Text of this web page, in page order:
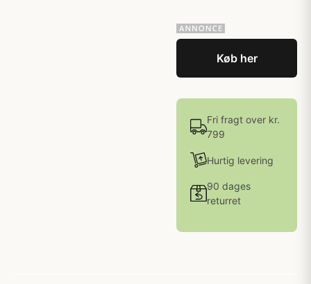
Køb her
Fri fragt over kr.
799
Hurtig levering
90 dages
returret